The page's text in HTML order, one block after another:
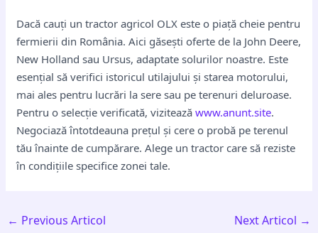
Dacă cauți un tractor agricol OLX este o piață cheie pentru
fermierii din România. Aici găsești oferte de la John Deere,
New Holland sau Ursus, adaptate solurilor noastre. Este
esențial să verifici istoricul utilajului și starea motorului,
mai ales pentru lucrări la sere sau pe terenuri deluroase.
Pentru o selecție verificată, viziteazăwww.anunt.site.
Negociază întotdeauna prețul și cere o probă pe terenul
tău înainte de cumpărare. Alege un tractor care să reziste
în condițiile specifice zonei tale.
← Previous Articol Next Articol →